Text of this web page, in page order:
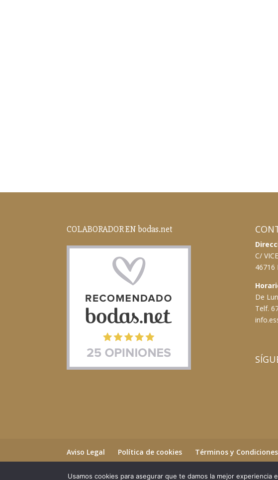
COLABORADOR EN bodas.net
C/
46716
De
Telf.
Aviso Legal Política de cookies Términos y Condiciones
Usamos cookies para asegurar que te damos la mejor